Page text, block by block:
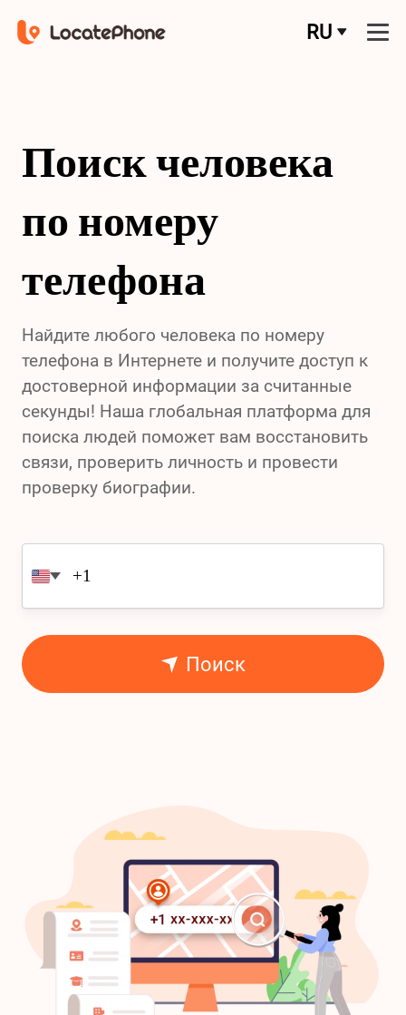
RU
Поиск человека
по номеру
телефона
Найдите любого человека по номеру
телефона в Интернете и получите доступ к
достоверной информации за считанные
секунды! Наша глобальная платформа для
поиска людей поможет вам восстановить
связи, проверить личность и провести
проверку биографии.
Поиск